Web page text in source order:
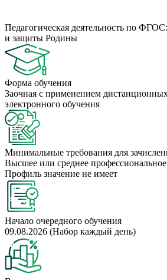
Педагогическая деятельность по
и защиты Родины
Форма обучения
Заочная с применением
электронного обучения
Минимальные требования для
Высшее или среднее профессиональное
Профиль значение не имеет
Начало очередного обучения
09.08.2026 (Набор каждый день)